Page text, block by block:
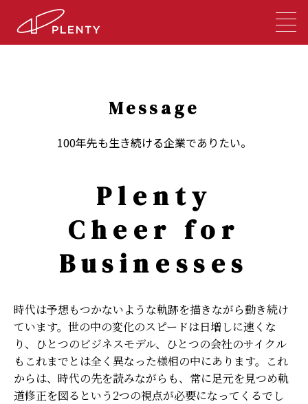
Message
100年先も生き続ける企業でありたい。
Plenty
Cheer for
Businesses
時代は予想もつかないような軌跡を描きながら動き続け
ています。世の中の変化のスピードは日増しに速くな
り、ひとつのビジネスモデル、ひとつの会社のサイクル
もこれまでとは全く異なった様相の中にあります。これ
からは、時代の先を読みながらも、常に足元を見つめ軌
道修正を図るという2つの視点が必要になってくるでし